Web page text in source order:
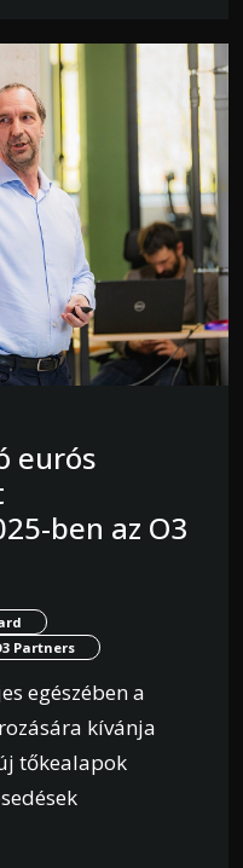
eurós
ben az O3
Partners
egészében a
kívánja
tőkealapok